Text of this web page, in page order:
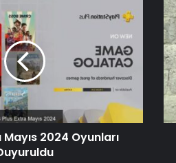
Mayıs 2024 Oyunları